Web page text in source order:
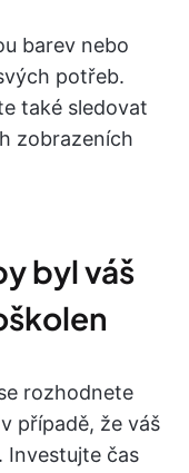
barev nebo
potřeb.
také sledovat
zobrazeních
byl váš
rozhodnete
případě, že váš
Investujte čas